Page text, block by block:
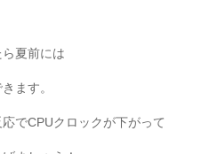
夏前には
ます。
でCPUクロックが下がって